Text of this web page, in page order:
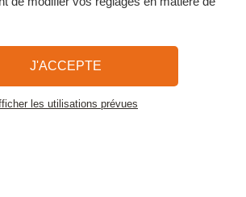
et Charte de Confidentialité
Plan du site
J'ACCEPTE
les utilisations prévues